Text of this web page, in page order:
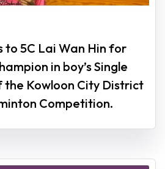
to 5C Lai Wan Hin for
in boy’s Single
the Kowloon City District
Competition.